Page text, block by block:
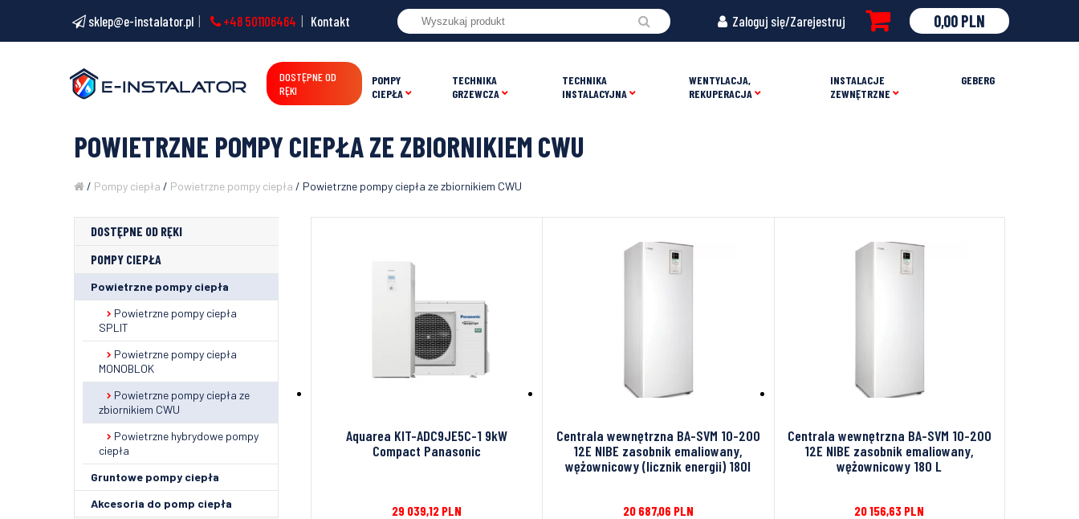
sklep@e-instalator.pl +48 501106464 Kontakt Zaloguj się/Zarejestruj 0,00 PLN
DOSTĘPNE OD
RĘKI
POMPY
CIEPŁA
TECHNIKA
GRZEWCZA
TECHNIKA
INSTALACYJNA
WENTYLACJA,
REKUPERACJA
INSTALACJE
ZEWNĘTRZNE
GEBERG
POWIETRZNE POMPY CIEPŁA ZE ZBIORNIKIEM CWU
/ Pompy ciepła / Powietrzne pompy ciepła / Powietrzne pompy ciepła ze zbiornikiem CWU
DOSTĘPNE OD RĘKI
POMPY CIEPŁA
Powietrzne pompy ciepła
Powietrzne pompy ciepła
SPLIT
Powietrzne pompy ciepła
MONOBLOK
Powietrzne pompy ciepła ze
zbiornikiem CWU
Powietrzne hybrydowe pompy
ciepła
Gruntowe pompy ciepła
Akcesoria do pomp ciepła
Aquarea KIT-ADC9JE5C-1 9kW
Compact Panasonic
29 039,12 PLN
Centrala wewnętrzna BA-SVM 10-200
12E NIBE zasobnik emaliowany,
wężownicowy (licznik energii) 180l
20 687,06 PLN
Centrala wewnętrzna BA-SVM 10-200
12E NIBE zasobnik emaliowany,
wężownicowy 180 L
20 156,63 PLN